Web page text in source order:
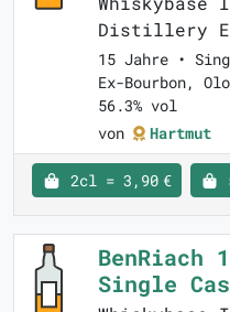
Distillery
15 Jahre •
Ex-Bourbon,
56.3% vol
von
Hartmut
2cl = 3,90 €
BenRiach
Single